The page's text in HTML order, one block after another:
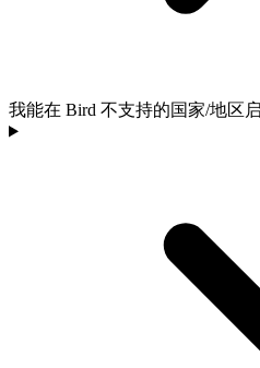
我能在 Bird 不支持的国家/地区